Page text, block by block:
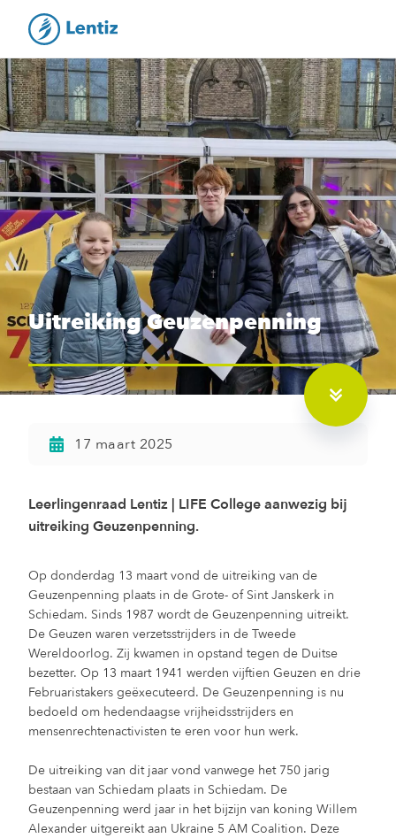
Uitreiking Geuzenpenning
17 maart 2025
Leerlingenraad Lentiz | LIFE College aanwezig bij
uitreiking Geuzenpenning.
Op donderdag 13 maart vond de uitreiking van de
Geuzenpenning plaats in de Grote- of Sint Janskerk in
Schiedam. Sinds 1987 wordt de Geuzenpenning uitreikt.
De Geuzen waren verzetsstrijders in de Tweede
Wereldoorlog. Zij kwamen in opstand tegen de Duitse
bezetter. Op 13 maart 1941 werden vijftien Geuzen en drie
Februaristakers geëxecuteerd. De Geuzenpenning is nu
bedoeld om hedendaagse vrijheidsstrijders en
mensenrechtenactivisten te eren voor hun werk.
De uitreiking van dit jaar vond vanwege het 750 jarig
bestaan van Schiedam plaats in Schiedam. De
Geuzenpenning werd jaar in het bijzijn van koning Willem
Alexander uitgereikt aan Ukraine 5 AM Coalition. Deze